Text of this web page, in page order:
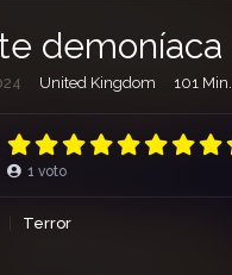
demoníaca
United Kingdom 101 Min.
1 voto
Terror